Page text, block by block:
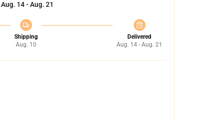
Aug. 14 - Aug. 21
Shipping
Aug. 10
Delivered
Aug. 14 - Aug. 21